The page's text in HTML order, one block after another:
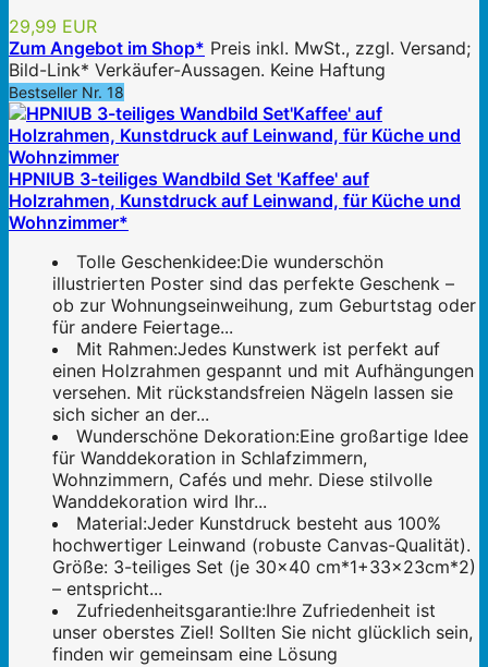
29,99 EUR
Zum Angebot im Shop* Preis inkl. MwSt., zzgl. Versand;
Bild-Link* Verkäufer-Aussagen. Keine Haftung
Bestseller Nr. 18
HPNIUB 3-teiliges Wandbild Set 'Kaffee' auf
Holzrahmen, Kunstdruck auf Leinwand, für Küche und
Wohnzimmer*
Tolle Geschenkidee:Die wunderschön
illustrierten Poster sind das perfekte Geschenk –
ob zur Wohnungseinweihung, zum Geburtstag oder
für andere Feiertage...
Mit Rahmen:Jedes Kunstwerk ist perfekt auf
einen Holzrahmen gespannt und mit Aufhängungen
versehen. Mit rückstandsfreien Nägeln lassen sie
sich sicher an der...
Wunderschöne Dekoration:Eine großartige Idee
für Wanddekoration in Schlafzimmern,
Wohnzimmern, Cafés und mehr. Diese stilvolle
Wanddekoration wird Ihr...
Material:Jeder Kunstdruck besteht aus 100%
hochwertiger Leinwand (robuste Canvas-Qualität).
Größe: 3-teiliges Set (je 30x40 cm*1+33x23cm*2)
– entspricht...
Zufriedenheitsgarantie:Ihre Zufriedenheit ist
unser oberstes Ziel! Sollten Sie nicht glücklich sein,
finden wir gemeinsam eine Lösung